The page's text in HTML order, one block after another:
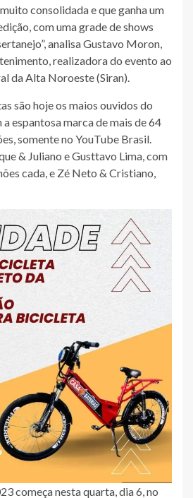
consolidada e que ganha um
com uma grade de shows
analisa Gustavo Moron,
realizadora do evento ao
da Alta Noroeste (Siran).
são hoje os maios ouvidos do
espantosa marca de mais de 64
somente no YouTube Brasil.
& Juliano e Gusttavo Lima, com
cada, e Zé Neto & Cristiano,
começa nesta quarta, dia 6, no